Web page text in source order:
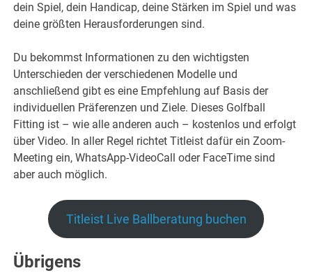
dein Spiel, dein Handicap, deine Stärken im Spiel und was
deine größten Herausforderungen sind.
Du bekommst Informationen zu den wichtigsten
Unterschieden der verschiedenen Modelle und
anschließend gibt es eine Empfehlung auf Basis der
individuellen Präferenzen und Ziele. Dieses Golfball
Fitting ist – wie alle anderen auch – kostenlos und erfolgt
über Video. In aller Regel richtet Titleist dafür ein Zoom-
Meeting ein, WhatsApp-VideoCall oder FaceTime sind
aber auch möglich.
Titleist Live Ballberatung buchen
Übrigens